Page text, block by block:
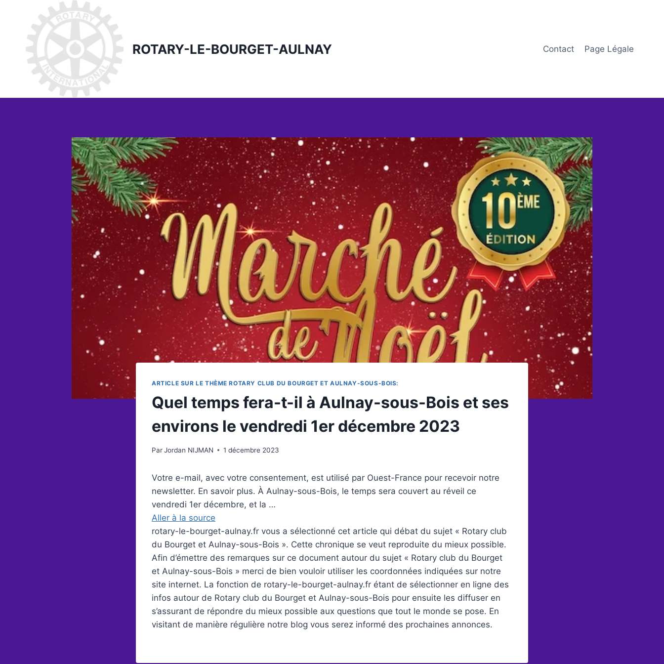
content
ROTARY-LE-BOURGET-AULNAY Contact Page Légale
ARTICLE SUR LE THÈME ROTARY CLUB DU BOURGET ET AULNAY-SOUS-BOIS:
Quel temps fera-t-il à Aulnay-sous-Bois et ses
environs le vendredi 1er décembre 2023
ParJordan NIJMAN 1 décembre 2023
Votre e-mail, avec votre consentement, est utilisé par Ouest-France pour recevoir notre
newsletter. En savoir plus. À Aulnay-sous-Bois, le temps sera couvert au réveil ce
vendredi 1er décembre, et la …
Aller à la source
rotary-le-bourget-aulnay.fr vous a sélectionné cet article qui débat du sujet « Rotary club
du Bourget et Aulnay-sous-Bois ». Cette chronique se veut reproduite du mieux possible.
Afin d’émettre des remarques sur ce document autour du sujet « Rotary club du Bourget
et Aulnay-sous-Bois » merci de bien vouloir utiliser les coordonnées indiquées sur notre
site internet. La fonction de rotary-le-bourget-aulnay.fr étant de sélectionner en ligne des
infos autour de Rotary club du Bourget et Aulnay-sous-Bois pour ensuite les diffuser en
s’assurant de répondre du mieux possible aux questions que tout le monde se pose. En
visitant de manière régulière notre blog vous serez informé des prochaines annonces.